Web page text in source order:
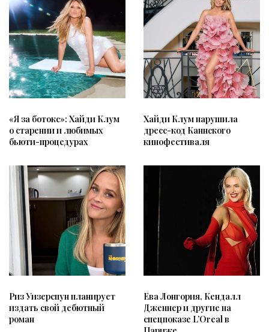
«Я за ботокс»: Хайди Клум
о старении и любимых
бьюти-процедурах
Хайди Клум нарушила
дресс-код Каннского
кинофестиваля
Риз Уизерспун планирует
издать свой дебютный
роман
Ева Лонгория, Кендалл
Дженнер и другие на
спецпоказе L’Oreal в